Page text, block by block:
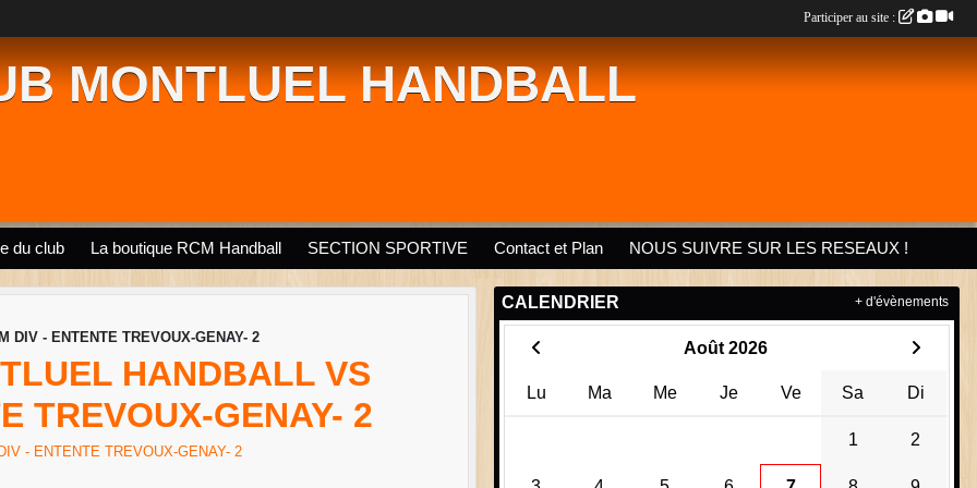
MONTLUEL HANDBALL
du club La boutique RCM Handball SECTION SPORTIVE Contact et Plan NOUS SUIVRE SUR LES RESEAUX !
DIV - ENTENTE TREVOUX-GENAY- 2
HANDBALL VS
TREVOUX-GENAY- 2
- ENTENTE TREVOUX-GENAY- 2
CALENDRIER
Août 2026
Lu Ma Me Je Ve Sa Di
1 2
+ d'évènements
Participer au site :